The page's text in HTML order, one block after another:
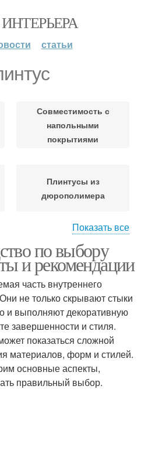
статьи
Совместимость с
напольными
покрытиями
Плинтусы из
дюрополимера
Плинтус из керамики
Пластиковый плинтус
Пластиковые плинтусы
Показать все
по выбору
и рекомендации
часть внутреннего
не только скрывают стыки
и выполняют декоративную
завершенности и стиля.
показаться сложной
материалов, форм и стилей.
основные аспекты,
правильный выбор.